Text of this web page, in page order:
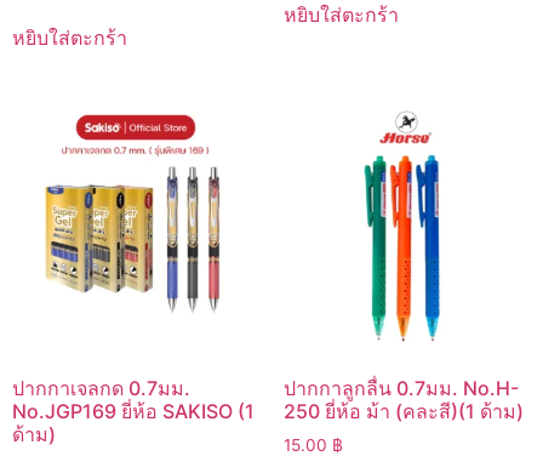
หยิบใส่ตะกร้า
หยิบใส่ตะกร้า
ปากกาเจลกด 0.7มม.
No.JGP169 ยี่ห้อ SAKISO (1
ด้าม)
ปากกาลูกลื่น 0.7มม. No.H-
250 ยี่ห้อ ม้า (คละสี)(1 ด้าม)
15.00 ฿